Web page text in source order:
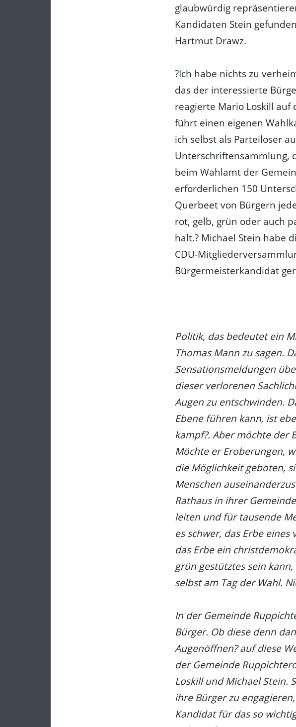
glaubwürdig
Kandidaten Stein
Hartmut Drawz.
?Ich habe nichts zu
das der interessierte
reagierte Mario Loskill auf
führt einen eigenen
ich selbst als Parteiloser
Unterschriftensammlung,
beim Wahlamt der
erforderlichen 150
Querbeet von Bürgern
rot, gelb, grün oder auch
halt.? Michael Stein habe
CDU-
Bürgermeisterkandidat
Politik, das bedeutet ein
Thomas Mann zu sagen.
Sensationsmeldungen
dieser verlorenen
Augen zu entschwinden.
Ebene führen kann, ist
kampf?. Aber möchte der
Möchte er Eroberungen,
die Möglichkeit geboten,
Menschen
Rathaus in ihrer
leiten und für tausende
es schwer, das Erbe
das Erbe ein
grün gestütztes sein
selbst am Tag der Wahl.
In der Gemeinde
Bürger. Ob diese denn
Augenöffnen? auf diese
der Gemeinde
Loskill und Michael Stein.
ihre Bürger zu
Kandidat für das so